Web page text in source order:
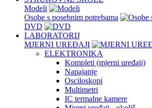
Modeli
Osobe s posebnim potrebama
DVD
LABORATORIJ
MJERNI UREĐAJI
ELEKTRONIKA
Kompleti (mjerni uređaji)
Napajanje
Osciloskopi
Multimetri
IC termalne kamere